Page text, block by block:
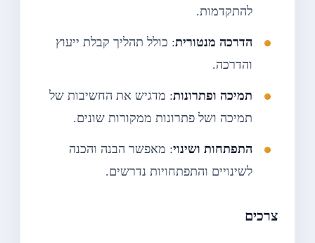
להתקדמות.
הדרכה מנטורית: כולל תהליך קבלת ייעוץ
והדרכה.
תמיכה ופתרונות: מדגיש את החשיבות של
תמיכה ושל פתרונות ממקורות שונים.
התפתחות ושינוי: מאפשר הבנה והכנה
לשינויים והתפתחויות נדרשים.
צרכים